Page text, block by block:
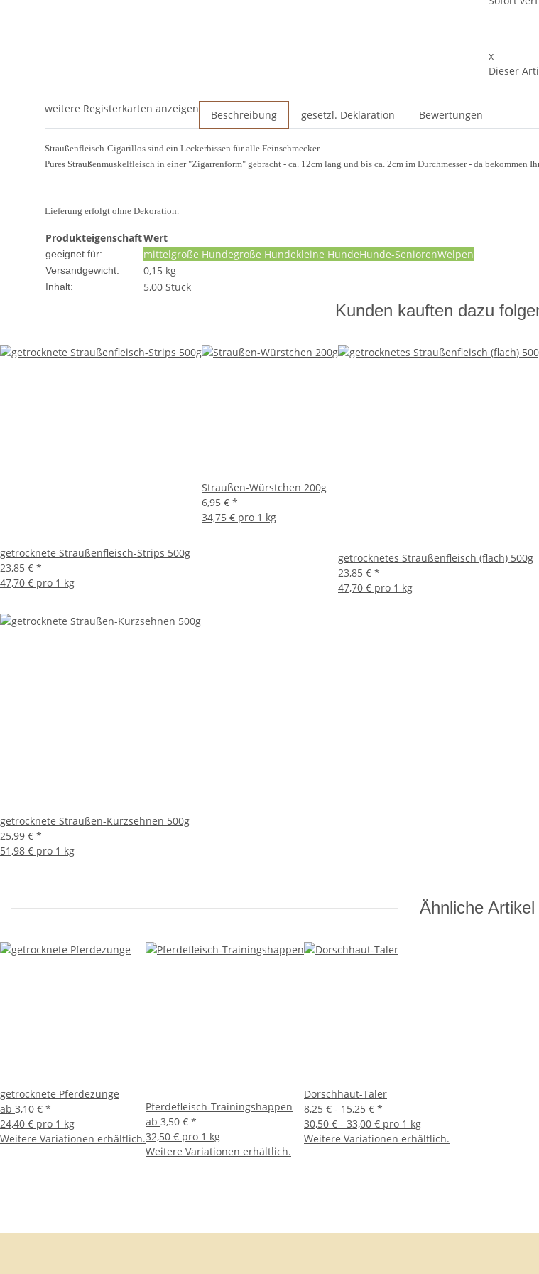
x
Dieser
weitere Registerkarten anzeigen Beschreibung gesetzl. Deklaration Bewertungen
Straußenfleisch-Cigarillos sind ein Leckerbissen für alle Feinschmecker.
Pures Straußenmuskelfleisch in einer "Zigarrenform" gebracht - ca. 12cm lang und bis ca. 2cm im Durchmesser - da bekommen
Lieferung erfolgt ohne Dekoration.
ProdukteigenschaftWert
geeignet für: mittelgroße Hundegroße Hundekleine HundeHunde-SeniorenWelpen
Versandgewicht: 0,15 kg
Inhalt: 5,00 Stück
Kunden kauften dazu
getrocknete Straußenfleisch-Strips 500g
23,85 € *
47,70 € pro 1 kg
Straußen-Würstchen 200g
6,95 € *
34,75 € pro 1 kg
getrocknetes Straußenfleisch (flach) 500g
23,85 € *
47,70 € pro 1 kg
getrocknete Straußen-Kurzsehnen 500g
25,99 € *
51,98 € pro 1 kg
Ähnliche Artikel
getrocknete Pferdezunge
ab 3,10 € *
24,40 € pro 1 kg
Weitere Variationen erhältlich.
Pferdefleisch-Trainingshappen
ab 3,50 € *
32,50 € pro 1 kg
Weitere Variationen erhältlich.
Dorschhaut-Taler
8,25 € - 15,25 € *
30,50 € - 33,00 € pro 1 kg
Weitere Variationen erhältlich.